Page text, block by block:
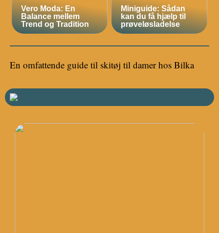
Vero Moda: En
Balance mellem
Trend og Tradition
Miniguide: Sådan
kan du få hjælp til
prøveløsladelse
En omfattende guide til skitøj til damer hos Bilka